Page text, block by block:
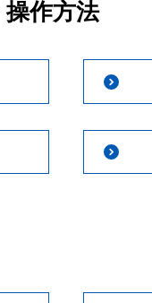
作方法